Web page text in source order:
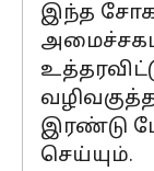
இந்த
இரண்டு
செய்யும்.